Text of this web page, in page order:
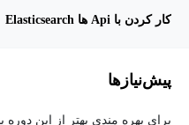
کار کردن با Api ها Elasticsearch
پیش‌نیاز‌ها